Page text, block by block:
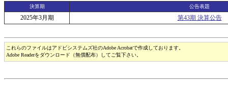
決算期 公告表題
2025年3月期 第43期 決算公告
これらのファイルはアドビシステムズ社のAdobe Acrobatで作成しております。
Adobe Readerをダウンロード（無償配布）してご覧下さい。